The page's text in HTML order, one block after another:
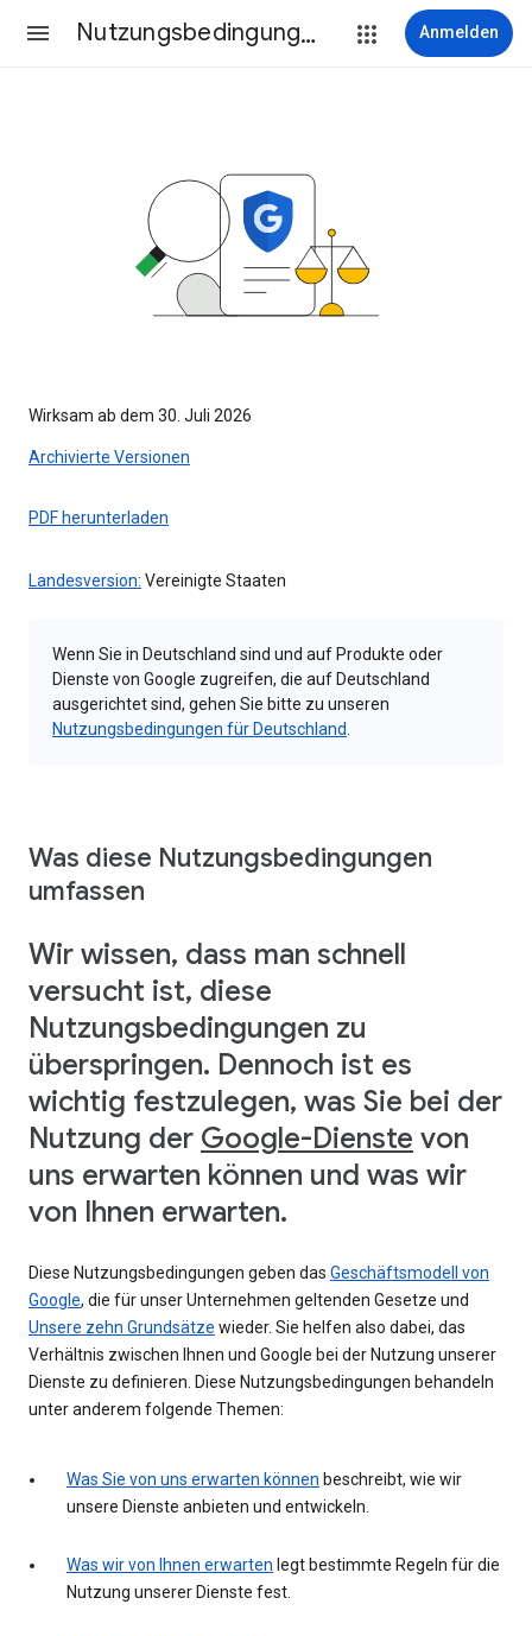
Nutzungsbedingungen Anmelden
Wirksam ab dem 30. Juli 2026
Archivierte Versionen
PDF herunterladen
Landesversion: Vereinigte Staaten
Wenn Sie in Deutschland sind und auf Produkte oder
Dienste von Google zugreifen, die auf Deutschland
ausgerichtet sind, gehen Sie bitte zu unseren
Nutzungsbedingungen für Deutschland
Was diese Nutzungsbedingungen
umfassen
Wir wissen, dass man schnell
versucht ist, diese
Nutzungsbedingungen zu
überspringen. Dennoch ist es
wichtig festzulegen, was Sie bei der
Nutzung der Google-Dienste von
uns erwarten können und was wir
von Ihnen erwarten.
Diese Nutzungsbedingungen geben das Geschäftsmodell von
Google, die für unser Unternehmen geltenden Gesetze und
Unsere zehn Grundsätze wieder. Sie helfen also dabei, das
Verhältnis zwischen Ihnen und Google bei der Nutzung unserer
Dienste zu definieren. Diese Nutzungsbedingungen behandeln
unter anderem folgende Themen:
Was Sie von uns erwarten können beschreibt, wie wir
unsere Dienste anbieten und entwickeln.
Was wir von Ihnen erwarten legt bestimmte Regeln für die
Nutzung unserer Dienste fest.